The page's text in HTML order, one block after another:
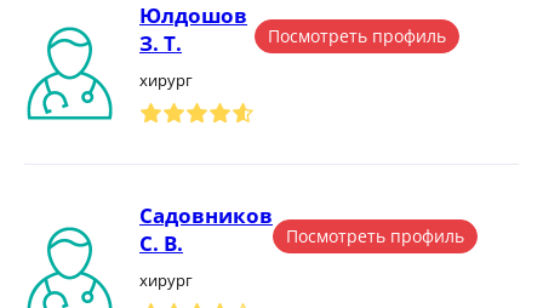
Юлдошов
З. Т.
хирург
Посмотреть профиль
Садовников
С. В.
хирург
Посмотреть профиль